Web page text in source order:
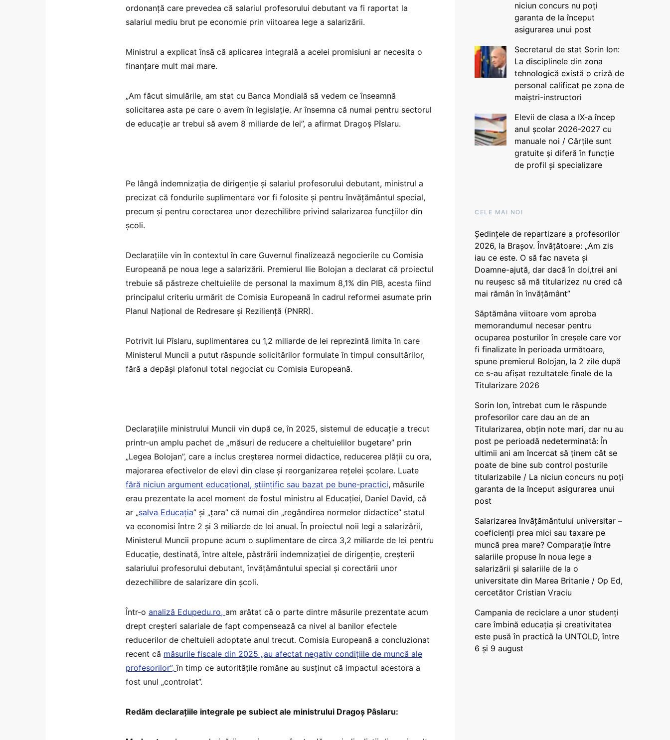
ordonanță care prevedea că salariul profesorului debutant va fi raportat la
salariul mediu brut pe economie prin viitoarea lege a salarizării.
Ministrul a explicat însă că aplicarea integrală a acelei promisiuni ar necesita o
finanțare mult mai mare.
„Am făcut simulările, am stat cu Banca Mondială să vedem ce înseamnă
solicitarea asta pe care o avem în legislație. Ar însemna că numai pentru sectorul
de educație ar trebui să avem 8 miliarde de lei”, a afirmat Dragoș Pîslaru.
Pe lângă indemnizația de dirigenție și salariul profesorului debutant, ministrul a
precizat că fondurile suplimentare vor fi folosite și pentru învățământul special,
precum și pentru corectarea unor dezechilibre privind salarizarea funcțiilor din
școli.
Declarațiile vin în contextul în care Guvernul finalizează negocierile cu Comisia
Europeană pe noua lege a salarizării. Premierul Ilie Bolojan a declarat că proiectul
trebuie să păstreze cheltuielile de personal la maximum 8,1% din PIB, acesta fiind
principalul criteriu urmărit de Comisia Europeană în cadrul reformei asumate prin
Planul Național de Redresare și Reziliență (PNRR).
Potrivit lui Pîslaru, suplimentarea cu 1,2 miliarde de lei reprezintă limita în care
Ministerul Muncii a putut răspunde solicitărilor formulate în timpul consultărilor,
fără a depăși plafonul total negociat cu Comisia Europeană.
Declarațiile ministrului Muncii vin după ce, în 2025, sistemul de educație a trecut
printr-un amplu pachet de „măsuri de reducere a cheltuielilor bugetare” prin
„Legea Bolojan”, care a inclus creșterea normei didactice, reducerea plății cu ora,
majorarea efectivelor de elevi din clase și reorganizarea rețelei școlare. Luate
fără niciun argument educațional, științific sau bazat pe bune-practici, măsurile
erau prezentate la acel moment de fostul ministru al Educației, Daniel David, că
ar „salva Educația” și „țara” că numai din „regândirea normelor didactice” statul
va economisi între 2 și 3 miliarde de lei anual. În proiectul noii legi a salarizării,
Ministerul Muncii propune acum o suplimentare de circa 3,2 miliarde de lei pentru
Educație, destinată, între altele, păstrării indemnizației de dirigenție, creșterii
salariului profesorului debutant, învățământului special și corectării unor
dezechilibre de salarizare din școli.
Într-o analiză Edupedu.ro, am arătat că o parte dintre măsurile prezentate acum
drept creșteri salariale de fapt compensează ca nivel al banilor efectele
reducerilor de cheltuieli adoptate anul trecut. Comisia Europeană a concluzionat
recent că măsurile fiscale din 2025 „au afectat negativ condițiile de muncă ale
profesorilor”,în timp ce autoritățile române au susținut că impactul acestora a
fost unul „controlat”.
Redăm declarațiile integrale pe subiect ale ministrului Dragoș Pâslaru:
niciun concurs nu poți
garanta de la început
asigurarea unui post
Secretarul de stat Sorin Ion:
La disciplinele din zona
tehnologică există o criză de
personal calificat pe zona de
maiștri-instructori
Elevii de clasa a IX-a încep
anul școlar 2026-2027 cu
manuale noi / Cărțile sunt
gratuite și diferă în funcție
de profil și specializare
CELE MAI NOI
Ședințele de repartizare a profesorilor
2026, la Brașov. Învățătoare: „Am zis
iau ce este. O să fac naveta și
Doamne-ajută, dar dacă în doi,trei ani
nu reușesc să mă titularizez nu cred că
mai rămân în învățământ”
Săptămâna viitoare vom aproba
memorandumul necesar pentru
ocuparea posturilor în creșele care vor
fi finalizate în perioada următoare,
spune premierul Bolojan, la 2 zile după
ce s-au afișat rezultatele finale de la
Titularizare 2026
Sorin Ion, întrebat cum le răspunde
profesorilor care dau an de an
Titularizarea, obțin note mari, dar nu au
post pe perioadă nedeterminată: În
ultimii ani am încercat să ținem cât se
poate de bine sub control posturile
titularizabile / La niciun concurs nu poți
garanta de la început asigurarea unui
post
Salarizarea învățământului universitar –
coeficienți prea mici sau taxare pe
muncă prea mare? Comparație între
salariile propuse în noua lege a
salarizării și salariile de la o
universitate din Marea Britanie / Op Ed,
cercetător Cristian Vraciu
Campania de reciclare a unor studenți
care îmbină educația și creativitatea
este pusă în practică la UNTOLD, între
6 și 9 august